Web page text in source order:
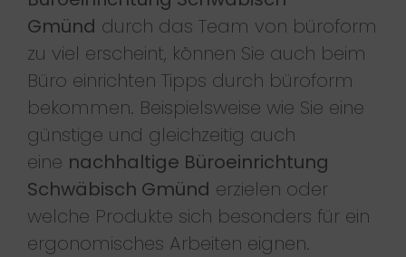
Gmünd durch das Team von büroform
zu viel erscheint, können Sie auch beim
Büro einrichten Tipps durch büroform
bekommen. Beispielsweise wie Sie eine
günstige und gleichzeitig auch
eine nachhaltige Büroeinrichtung
Schwäbisch Gmünd erzielen oder
welche Produkte sich besonders für ein
ergonomisches Arbeiten eignen.